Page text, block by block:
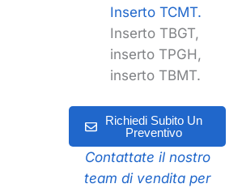
Inserto TCMT.
Inserto TBGT,
inserto TPGH,
inserto TBMT.
Richiedi Subito Un
Preventivo
Contattate il nostro
team di vendita per